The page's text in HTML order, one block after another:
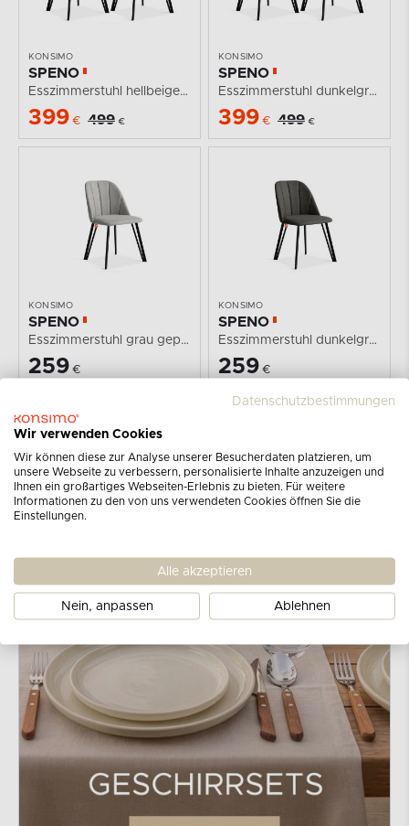
KONSIMO
SPENO
Esszimmerstuhl hellbeige 2 tlg.
399 € 499 €
KONSIMO
SPENO
Esszimmerstuhl dunkelgrün 2 tlg.
399 € 499 €
KONSIMO
SPENO
Esszimmerstuhl grau gepolstert
259 €
KONSIMO
SPENO
Esszimmerstuhl dunkelgrau gepolstert
259 €
Datenschutzbestimmungen
Wir verwenden Cookies
Wir können diese zur Analyse unserer Besucherdaten platzieren, um
unsere Webseite zu verbessern, personalisierte Inhalte anzuzeigen und
Ihnen ein großartiges Webseiten-Erlebnis zu bieten. Für weitere
Informationen zu den von uns verwendeten Cookies öffnen Sie die
Einstellungen.
Alle akzeptieren
Nein, anpassen Ablehnen